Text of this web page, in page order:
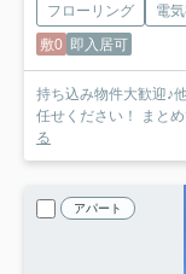
フローリング
電
敷0 即入居可
持ち込み物件大歓迎♪
任せください！ まと
る
アパート